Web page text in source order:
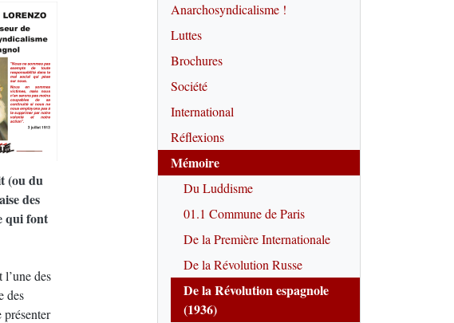
(ou du
des
qui font
des
des
Anarchosyndicalisme !
Luttes
Brochures
Société
International
Réflexions
Mémoire
Du Luddisme
01.1 Commune de Paris
De la Première Internationale
De la Révolution Russe
De la Révolution espagnole
(1936)